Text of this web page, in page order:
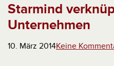
Starmind
Unternehmen
10. März 2014Keine